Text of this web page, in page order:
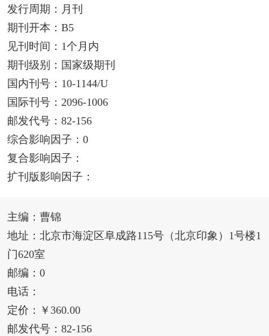
发行周期：月刊
期刊开本：B5
见刊时间：1个月内
期刊级别：国家级期刊
国内刊号：10-1144/U
国际刊号：2096-1006
邮发代号：82-156
综合影响因子：0
复合影响因子：
扩刊版影响因子：
主编：曹锦
地址：北京市海淀区阜成路115号（北京印象）1号楼1
门620室
邮编：0
电话：
定价：￥360.00
邮发代号：82-156